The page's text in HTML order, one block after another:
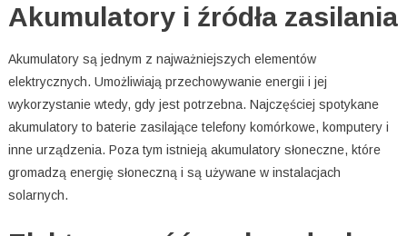
Akumulatory i źródła zasilania
Akumulatory są jednym z najważniejszych elementów
elektrycznych. Umożliwiają przechowywanie energii i jej
wykorzystanie wtedy, gdy jest potrzebna. Najczęściej spotykane
akumulatory to baterie zasilające telefony komórkowe, komputery i
inne urządzenia. Poza tym istnieją akumulatory słoneczne, które
gromadzą energię słoneczną i są używane w instalacjach
solarnych.